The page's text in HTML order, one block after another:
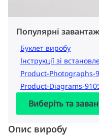
Популярні
Буклет виробу
Інструкції зі
Product-Photographs-
Product-Diagrams-
Виберіть та
Опис виробу